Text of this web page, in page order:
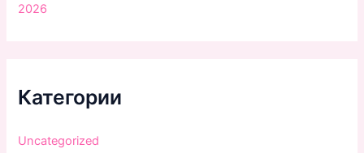
2026
Категории
Uncategorized